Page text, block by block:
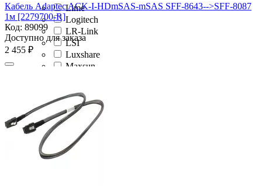
Lime
Logitech
LR-Link
LSI
Luxshare
Maxsun
MSI
Netac
Nikomax
Ningbo
Ninja
Кабель Adaptec ACK-I-HDmSAS-mSAS SFF-8643-->SFF-8087
1м [2279700-R]
Код: 89099
Доступно для заказа
2 455 ₽